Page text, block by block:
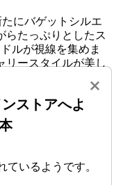
にバゲットシルエ
らたっぷりとしたス
ルが視線を集めま
リースタイルが美し
頼りになる精緻な
添います。エピュレ
ランタンさながら
に寄り添います。
トーンのアクセント
せられます。旅を形
×
ストアへよ
いるようです。